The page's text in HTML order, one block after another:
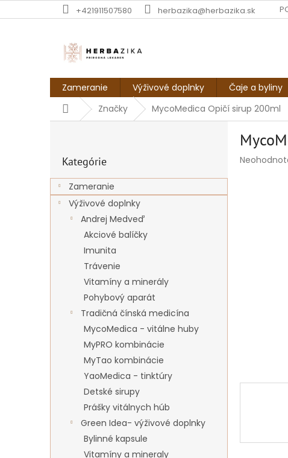
na
+421911507580 herbazika@herbazika.sk
Zameranie Výživové doplnky Čaje a byliny
DomovZnačky MycoMedica Opičí sirup 200ml
ý
p
kategórie
Kategórie
Zameranie
Výživové doplnky
Andrej Medveď
Akciové balíčky
Imunita
Trávenie
Vitamíny a minerály
Pohybový aparát
Tradičná čínská medicína
MycoMedica - vitálne huby
MyPRO kombinácie
MyTao kombinácie
YaoMedica - tinktúry
Detské sirupy
Prášky vitálnych húb
Green Idea- výživové doplnky
Bylinné kapsule
Vitamíny a mineraly
Priemerné